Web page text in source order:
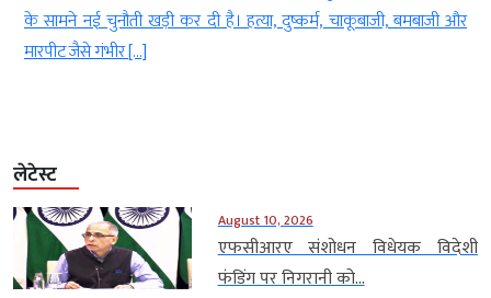
के सामने नई चुनौती खड़ी कर दी है। हत्या, दुष्कर्म, चाकूबाजी, बमबाजी और
मारपीट जैसे गंभीर […]
लेटेस्ट
August 10, 2026
एफसीआरए संशोधन विधेयक विदेशी
फंडिंग पर निगरानी को...